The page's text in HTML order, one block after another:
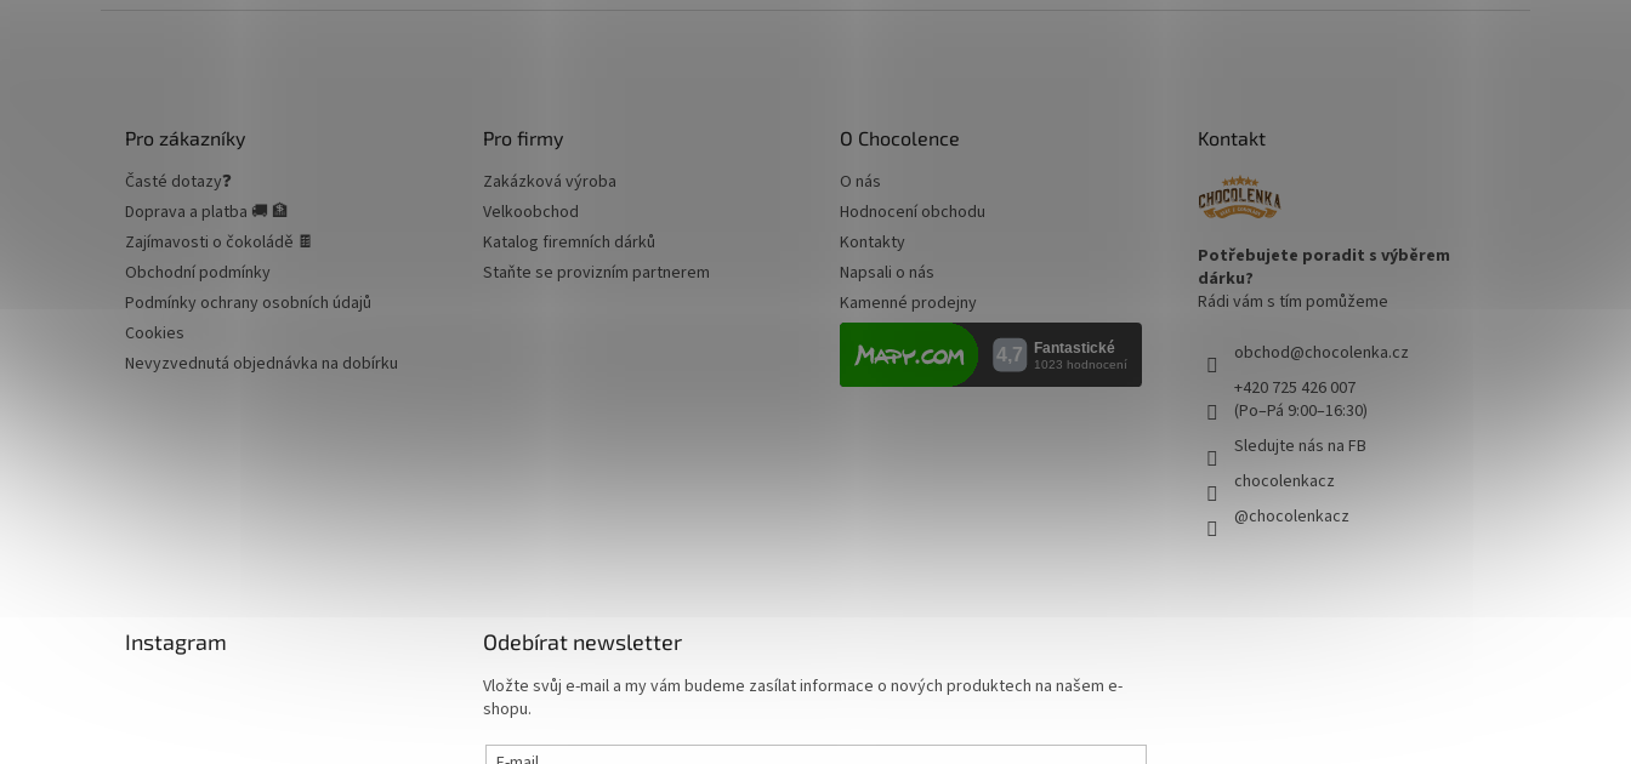
Pro zákazníky
Časté dotazy❓
Doprava a platba 🚚 🏦
Zajímavosti o čokoládě 🍫
Obchodní podmínky
Podmínky ochrany osobních údajů
Cookies
Nevyzvednutá objednávka na dobírku
Pro firmy
Zakázková výroba
Velkoobchod
Katalog firemních dárků
Staňte se provizním partnerem
O Chocolence
O nás
Hodnocení obchodu
Kontakty
Napsali o nás
Kamenné prodejny
Kontakt
Potřebujete poradit s výběrem
dárku?
Rádi vám s tím pomůžeme
obchod@chocolenka.cz
+420 725 426 007
(Po–Pá 9:00–16:30)
Sledujte nás na FB
chocolenkacz
@chocolenkacz
Instagram Odebírat newsletter
Vložte svůj e-mail a my vám budeme zasílat informace o nových produktech na našem e-
shopu.